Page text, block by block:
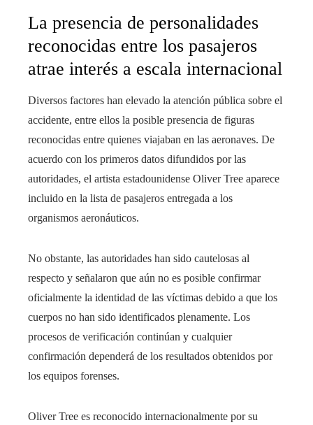
La presencia de personalidades
reconocidas entre los pasajeros
atrae interés a escala internacional
Diversos factores han elevado la atención pública sobre el
accidente, entre ellos la posible presencia de figuras
reconocidas entre quienes viajaban en las aeronaves. De
acuerdo con los primeros datos difundidos por las
autoridades, el artista estadounidense Oliver Tree aparece
incluido en la lista de pasajeros entregada a los
organismos aeronáuticos.
No obstante, las autoridades han sido cautelosas al
respecto y señalaron que aún no es posible confirmar
oficialmente la identidad de las víctimas debido a que los
cuerpos no han sido identificados plenamente. Los
procesos de verificación continúan y cualquier
confirmación dependerá de los resultados obtenidos por
los equipos forenses.
Oliver Tree es reconocido internacionalmente por su